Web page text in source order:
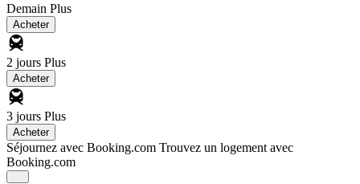
Demain Plus
Acheter
2 jours Plus
Acheter
3 jours Plus
Acheter
Séjournez avec Booking.com Trouvez un logement avec
Booking.com